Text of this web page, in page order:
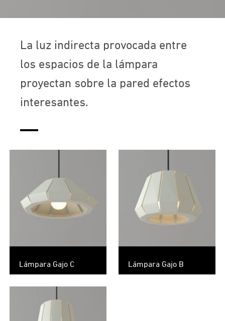
La luz indirecta provocada entre
los espacios de la lámpara
proyectan sobre la pared efectos
interesantes.
Lámpara Gajo C Lámpara Gajo B